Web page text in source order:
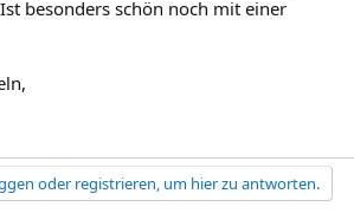
besonders schön noch mit einer
oder registrieren, um hier zu antworten.